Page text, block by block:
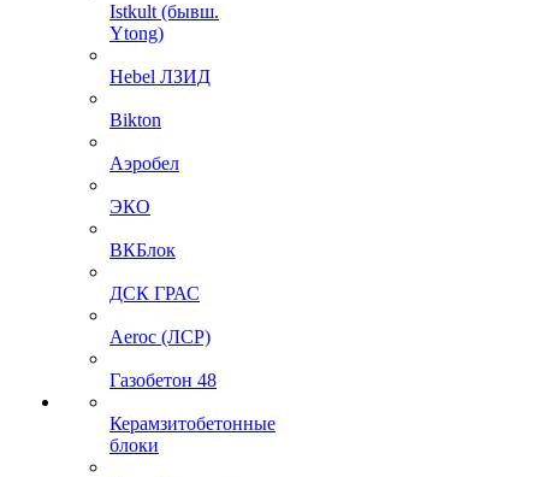
Istkult (бывш.
Ytong)
Hebel ЛЗИД
Bikton
Аэробел
ЭКО
ВКБлок
ДСК ГРАС
Aeroc (ЛСР)
Газобетон 48
Керамзитобетонные
блоки